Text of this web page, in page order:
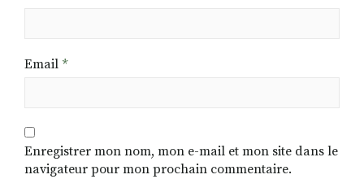
Email *
Enregistrer mon nom, mon e-mail et mon site dans le
navigateur pour mon prochain commentaire.